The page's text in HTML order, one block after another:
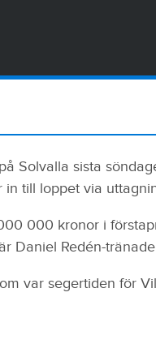
Solvalla sista
till loppet via
000 kronor i
Daniel Redén-
var segertiden för